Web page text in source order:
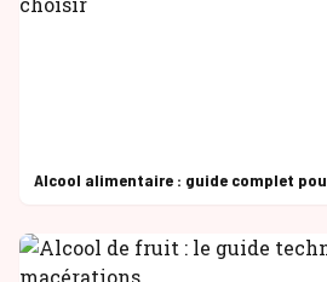
Alcool alimentaire : guide complet